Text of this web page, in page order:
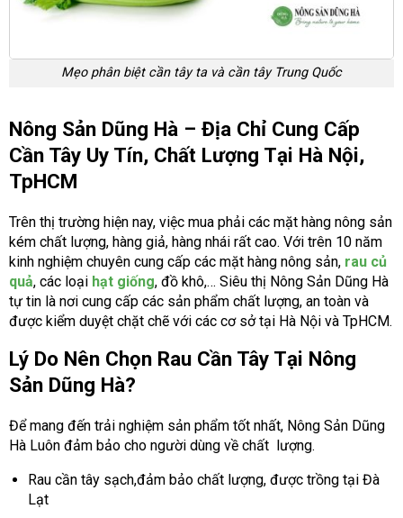
Mẹo phân biệt cần tây ta và cần tây Trung Quốc
Nông Sản Dũng Hà – Địa Chỉ Cung Cấp
Cần Tây Uy Tín, Chất Lượng Tại Hà Nội,
TpHCM
Trên thị trường hiện nay, việc mua phải các mặt hàng nông sản
kém chất lượng, hàng giả, hàng nhái rất cao. Với trên 10 năm
kinh nghiệm chuyên cung cấp các mặt hàng nông sản, rau củ
quả, các loại hạt giống, đồ khô,… Siêu thị Nông Sản Dũng Hà
tự tin là nơi cung cấp các sản phẩm chất lượng, an toàn và
được kiểm duyệt chặt chẽ với các cơ sở tại Hà Nội và TpHCM.
Lý Do Nên Chọn Rau Cần Tây Tại Nông
Sản Dũng Hà?
Để mang đến trải nghiệm sản phẩm tốt nhất, Nông Sản Dũng
Hà Luôn đảm bảo cho người dùng về chất lượng.
Rau cần tây sạch,đảm bảo chất lượng, được trồng tại Đà
Lạt